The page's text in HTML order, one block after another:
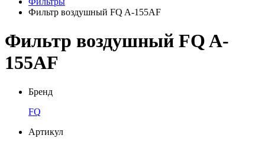
Фильтр воздушный FQ A-155AF
Фильтр воздушный FQ A-
155AF
Бренд
FQ
Артикул